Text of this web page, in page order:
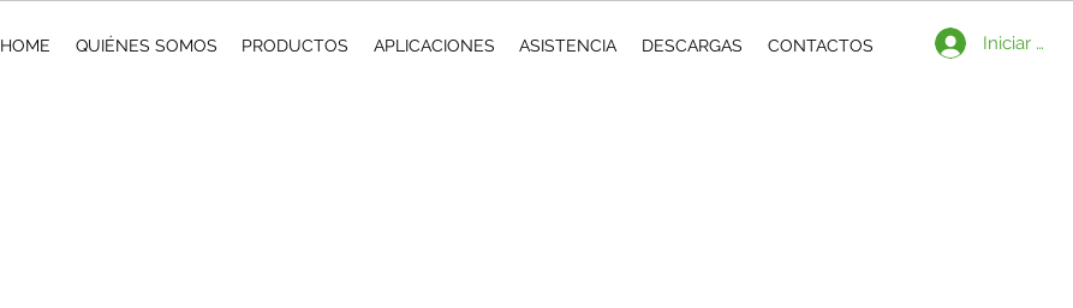
HOME QUIÉNES SOMOS PRODUCTOS APLICACIONES ASISTENCIA DESCARGAS CONTACTOS Iniciar